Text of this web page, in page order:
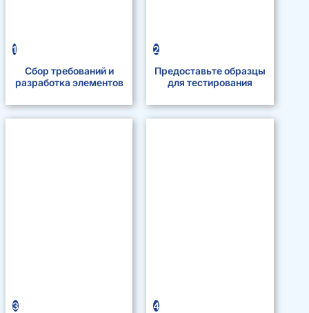
1
Сбор требований и
разработка элементов
2
Предоставьте образцы
для тестирования
3
4